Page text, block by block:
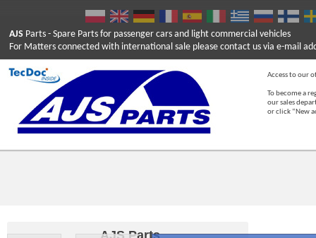
AJS Parts - Spare Parts for passenger cars and light commercial vehicles
For Matters connected with international sale please contact us via e-mail
Access to our
To become a
our sales
or click “New
AJS Parts